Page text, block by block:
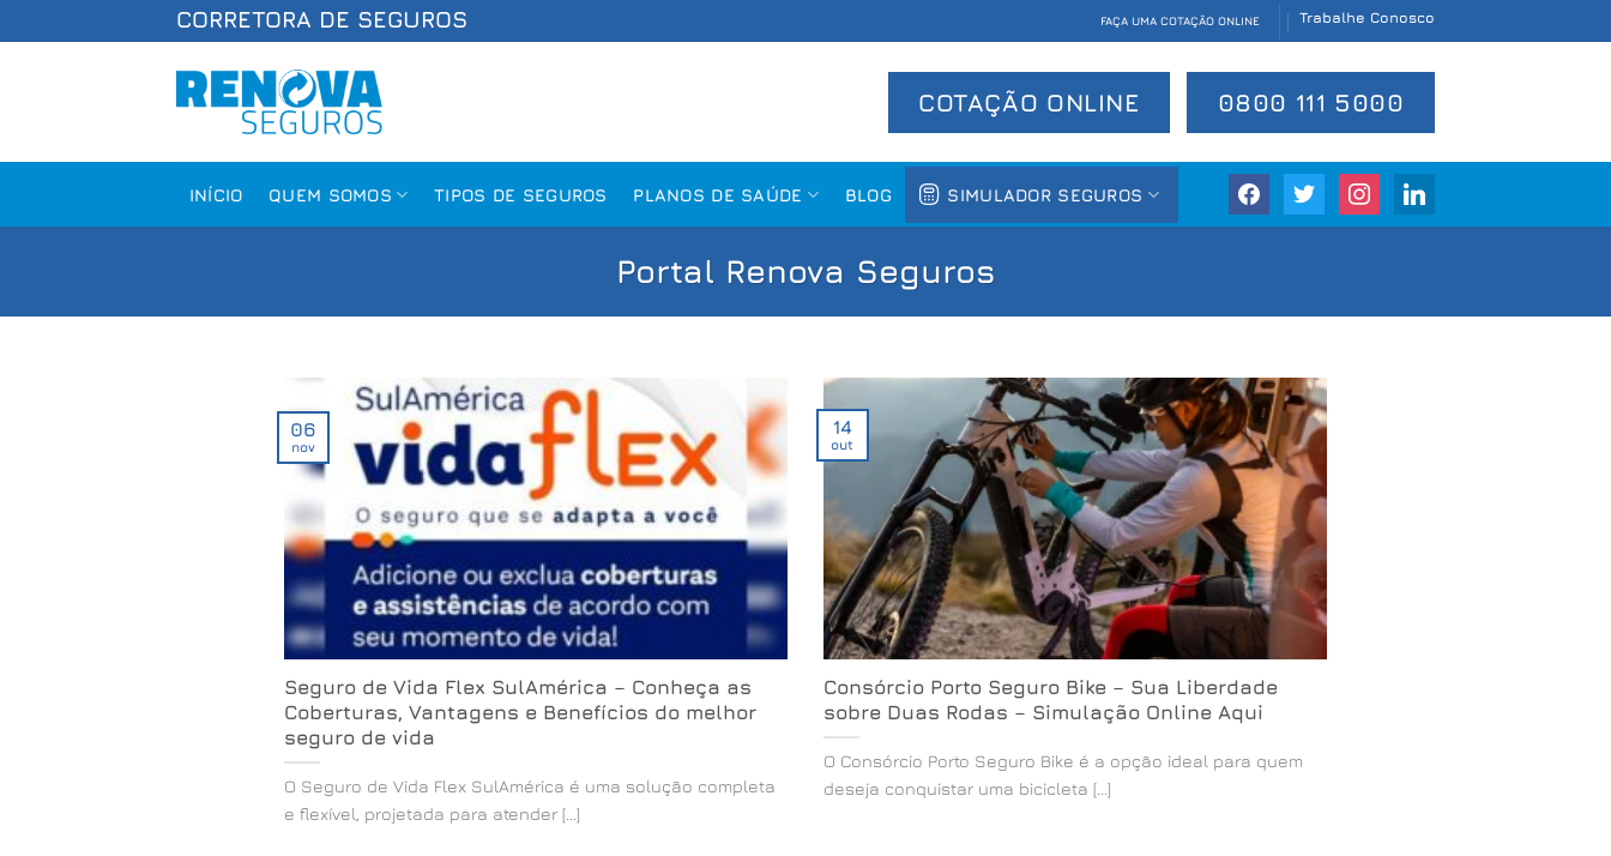
to
CORRETORA DE SEGUROS FAÇA UMA COTAÇÃO ONLINE Trabalhe Conosco
COTAÇÃO ONLINE 0800 111 5000
INÍCIO QUEM SOMOS TIPOS DE SEGUROS PLANOS DE SAÚDE BLOG SIMULADOR SEGUROS facebooktwitter instagramlinkedin
Portal Renova Seguros
Seguro de Vida Flex SulAmérica – Conheça as
Coberturas, Vantagens e Benefícios do melhor
seguro de vida
O Seguro de Vida Flex SulAmérica é uma solução completa
e flexível, projetada para atender [...]
06
nov
Consórcio Porto Seguro Bike – Sua Liberdade
sobre Duas Rodas – Simulação Online Aqui
O Consórcio Porto Seguro Bike é a opção ideal para quem
deseja conquistar uma bicicleta [...]
14
out